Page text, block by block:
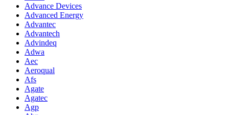
Advance Devices
Advanced Energy
Advantec
Advantech
Advindeq
Adwa
Aec
Aeroqual
Afs
Agate
Agatec
Agp